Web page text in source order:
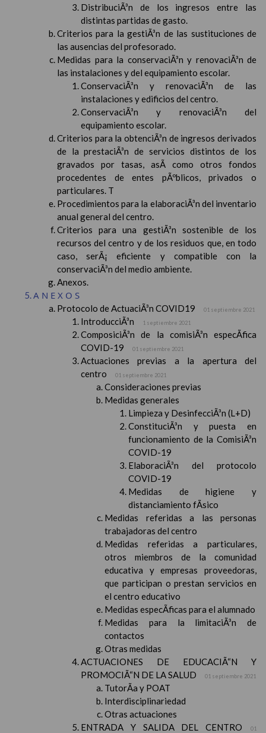
DistribuciÃ³n de los ingresos entre las
distintas partidas de gasto.
Criterios para la gestiÃ³n de las sustituciones de
las ausencias del profesorado.
Medidas para la conservaciÃ³n y renovaciÃ³n de
las instalaciones y del equipamiento escolar.
ConservaciÃ³n y renovaciÃ³n de las
instalaciones y edificios del centro.
ConservaciÃ³n y renovaciÃ³n del
equipamiento escolar.
Criterios para la obtenciÃ³n de ingresos derivados
de la prestaciÃ³n de servicios distintos de los
gravados por tasas, asÃ­ como otros fondos
procedentes de entes pÃºblicos, privados o
particulares. T
Procedimientos para la elaboraciÃ³n del inventario
anual general del centro.
Criterios para una gestiÃ³n sostenible de los
recursos del centro y de los residuos que, en todo
caso, serÃ¡ eficiente y compatible con la
conservaciÃ³n del medio ambiente.
Anexos.
ANEXOS
Protocolo de ActuaciÃ³n COVID19 01 septiembre 2021
IntroducciÃ³n 1 septiembre 2021
ComposiciÃ³n de la comisiÃ³n especÃ­fica
COVID-19
01 septiembre 2021
Actuaciones previas a la apertura del
centro
01 septiembre 2021
Consideraciones previas
Medidas generales
Limpieza y DesinfecciÃ³n (L+D)
ConstituciÃ³n y puesta en
funcionamiento de la ComisiÃ³n
COVID-19
ElaboraciÃ³n del protocolo
COVID-19
Medidas de higiene y
distanciamiento fÃ­sico
Medidas referidas a las personas
trabajadoras del centro
Medidas referidas a particulares,
otros miembros de la comunidad
educativa y empresas proveedoras,
que participan o prestan servicios en
el centro educativo
Medidas especÃ­ficas para el alumnado
Medidas para la limitaciÃ³n de
contactos
Otras medidas
ACTUACIONES DE EDUCACIÃ“N Y
PROMOCIÃ“N DE LA SALUD
01 septiembre 2021
TutorÃ­a y POAT
Interdisciplinariedad
Otras actuaciones
ENTRADA Y SALIDA DEL CENTRO
01